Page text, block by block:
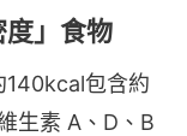
度」食物
140kcal包含約
生素 A、D、B